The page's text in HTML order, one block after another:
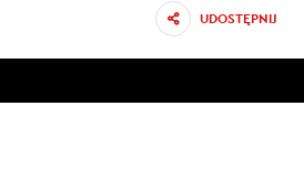
UDOSTĘPNIJ